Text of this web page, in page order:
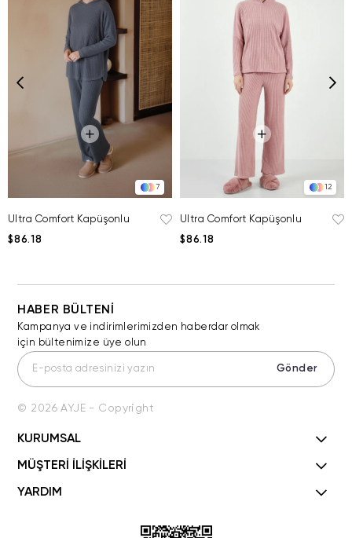
7
Ultra Comfort Kapüşonlu
$86.18
12
Ultra Comfort Kapüşonlu
$86.18
HABER BÜLTENİ
Kampanya ve indirimlerimizden haberdar olmak
için bültenimize üye olun
Gönder
© 2026 AYJE - Copyright
KURUMSAL
MÜŞTERİ İLİŞKİLERİ
YARDIM